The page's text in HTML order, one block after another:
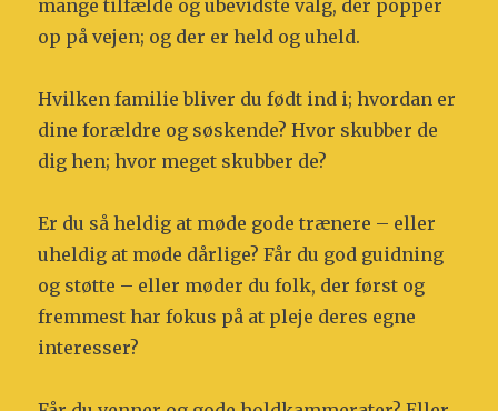
mange tilfælde og ubevidste valg, der popper
op på vejen; og der er held og uheld.
Hvilken familie bliver du født ind i; hvordan er
dine forældre og søskende? Hvor skubber de
dig hen; hvor meget skubber de?
Er du så heldig at møde gode trænere – eller
uheldig at møde dårlige? Får du god guidning
og støtte – eller møder du folk, der først og
fremmest har fokus på at pleje deres egne
interesser?